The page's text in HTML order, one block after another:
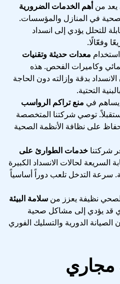
يعد منأهم الخدمات الضرورية
في المنازل والمؤسسات.
للتحلل يؤدي إلى انسداد
وفعّالًا.
معدات حديثة وتقنيات
وكاميرات الفحص. هذه
بدقة وإزالته دون الحاجة
التحتية.
في منع تراكم الرواسب
توصي شركتنا المتخصصة
على نظافة الأنظمة الصحية
شركتنا خدمات الطوارئ على
السريعة لحالات الانسداد الكبيرة
سرعة التدخل تلعب دوراً أساسياً
نظيفة يعزز من سلامة البيئة
قد يؤدي إلى مشاكل صحية
الصيانة الدورية والتسليك الفوري